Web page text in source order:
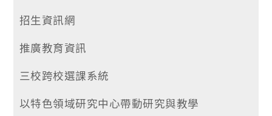
招生資訊網
推廣教育資訊
三校跨校選課系統
以特色領域研究中心帶動研究與教學